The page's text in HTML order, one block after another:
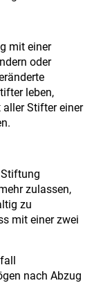
mit einer
oder
leben,
aller Stifter einer
zulassen,
zu
mit einer zwei
nach Abzug